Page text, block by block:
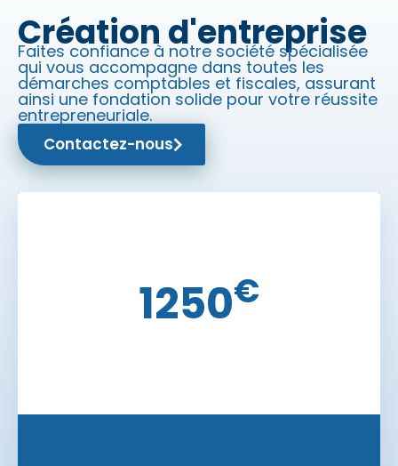
Création d'entreprise
Faites confiance à notre société spécialisée
qui vous accompagne dans toutes les
démarches comptables et fiscales, assurant
ainsi une fondation solide pour votre réussite
entrepreneuriale.
Contactez-nous
1250€